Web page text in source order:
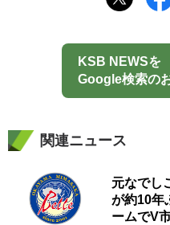
KSB NEWSを
Google検索の
関連ニュース
元なでし
が約10年
ームでV